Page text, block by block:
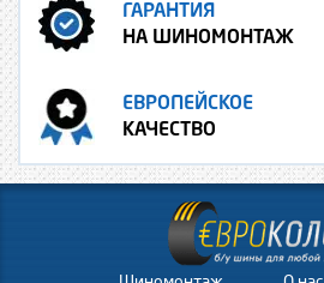
ГАРАНТИЯ
НА ШИНОМОНТАЖ
ЕВРОПЕЙСКОЕ
КАЧЕСТВО